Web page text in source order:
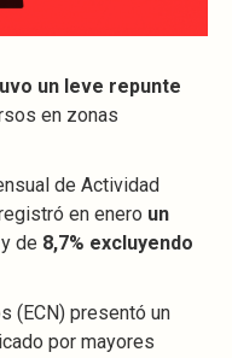
un leve repunte
en zonas
de Actividad
en enero un
de 8,7% excluyendo
(ECN) presentó un
por mayores